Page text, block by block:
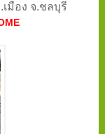
มือง จ.ชลบุรี